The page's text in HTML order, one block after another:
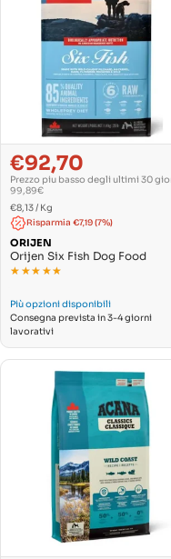
Prezzo
di
vendita
€92,70
Prezzo
normale
Prezzo piu basso degli ultimi 30
99,89€
PREZZO
UNITARIO
€8,13/ Per
Kg
Risparmia €7,19 (7%)
ORIJEN
Orijen Six Fish Dog Food
★★★★★
★★★★★
Più opzioni disponibili
Consegna prevista in 3-4 giorni
lavorativi